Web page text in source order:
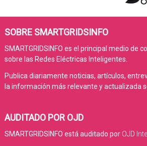
SOBRE SMARTGRIDSINFO
SMARTGRIDSINFO es el principal medio de
sobre las Redes Eléctricas Inteligentes.
Publica diariamente noticias, artículos,
la información más relevante y actualizada
AUDITADO POR OJD
SMARTGRIDSINFO está auditado por OJD